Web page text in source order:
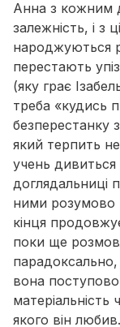
Анна з кожним
залежність, і з
народжуються
перестають
(яку грає
треба «кудись
безперестанку
який терпить
учень
доглядальниці
ними розумово
кінця
поки ще
вона
якого він